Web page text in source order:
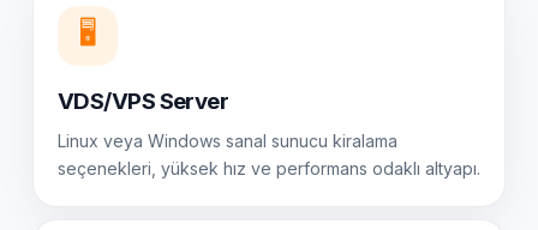
🖥️
VDS/VPS Server
Linux veya Windows sanal sunucu kiralama
seçenekleri, yüksek hız ve performans odaklı altyapı.